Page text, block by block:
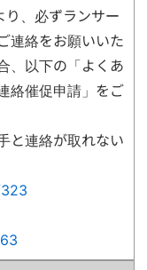
り、必ずランサー
連絡をお願いいた
、以下の「よくあ
絡催促申請」をご
と連絡が取れない